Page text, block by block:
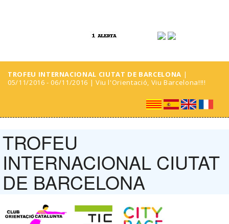
TROFEU INTERNACIONAL CIUTAT DE BARCELONA |
05/11/2016 - 06/11/2016 | Viu l'Orientació, Viu Barcelona!!!!
TROFEU
INTERNACIONAL CIUTAT
DE BARCELONA